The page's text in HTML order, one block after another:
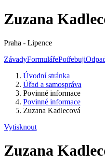
Zuzana
Praha - Lipence
ZávadyFormulářePotřebuji
Úvodní stránka
Úřad a samospráva
Povinné informace
Povinné informace
Zuzana Kadlecová
Vytisknout
Zuzana